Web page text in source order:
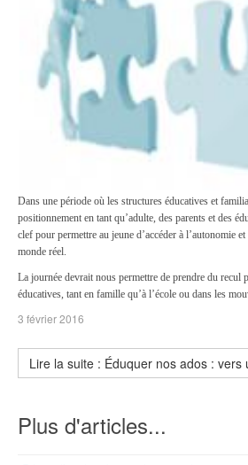
Dans une période où les structures éducatives et
positionnement en tant qu’adulte, des parents et des
clef pour permettre au jeune d’accéder à l’autonomie
monde réel.
La journée devrait nous permettre de prendre du recul
éducatives, tant en famille qu’à l’école ou dans les
3 février 2016
Lire la suite : Éduquer nos ados :
Plus d'articles...